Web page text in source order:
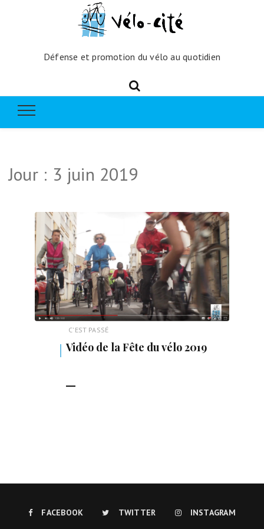
Défense et promotion du vélo au quotidien
Jour : 3 juin 2019
C'EST PASSÉ
Vidéo de la Fête du vélo 2019
FACEBOOK TWITTER INSTAGRAM